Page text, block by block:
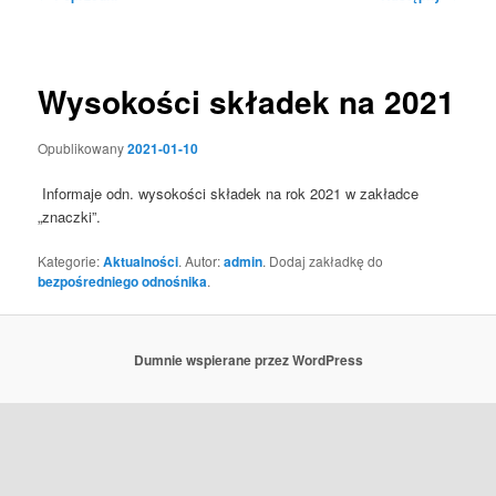
Wysokości składek na 2021
Opublikowany2021-01-10
Informaje odn. wysokości składek na rok 2021 w zakładce
„znaczki”.
Kategorie:Aktualności. Autor:admin. Dodaj zakładkę do
bezpośredniego odnośnika.
Dumnie wspierane przez WordPress